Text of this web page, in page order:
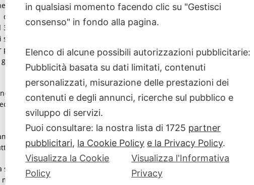
nell’ordine corretto (o chi ci andrà
cinque piloti che taglieranno il
giugno, vincerà una visita esclusiva
della produzione delle moto da
basta compilare l’apposita
dell’esposizione e consegnarla al
Healthcare, il gruppo sanitario a cui
Partner di Aprilia Racing per la
un’équipe di medici e fisioterapisti
lo staff in ogni circuito del mondo.
assistenza sanitaria. Si tratta
a diagnosticare e curare in modo
in qualsiasi momento facendo clic su "Gestisci
consenso" in fondo alla pagina.
Elenco di alcune possibili autorizzazioni pubblicitarie:
Pubblicità basata su dati limitati, contenuti
personalizzati, misurazione delle prestazioni dei
contenuti e degli annunci, ricerche sul pubblico e
sviluppo di servizi.
Puoi consultare: la nostra lista di 1725 partner
pubblicitari, la Cookie Policy e la Privacy Policy.
Visualizza la Cookie
Policy
Visualizza l'Informativa
Privacy